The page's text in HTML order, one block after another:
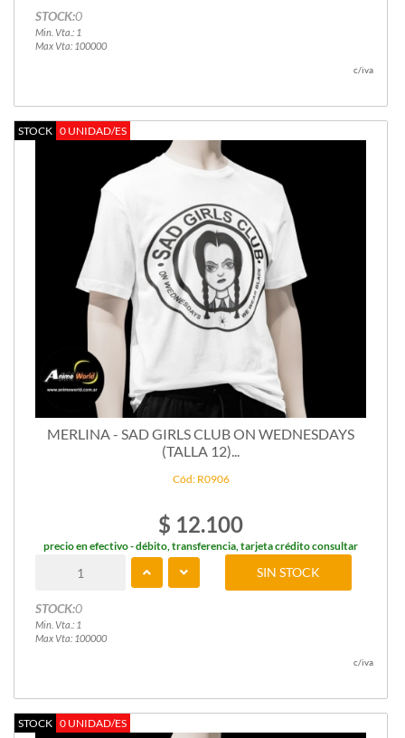
STOCK:0
Min. Vta.: 1
Max Vta: 100000
c/iva
STOCK 0 UNIDAD/ES
MERLINA - SAD GIRLS CLUB ON WEDNESDAYS
(TALLA 12)...
Cód: R0906
$ 12.100
precio en efectivo - débito, transferencia, tarjeta crédito consultar
STOCK:0
Min. Vta.: 1
Max Vta: 100000
SIN STOCK
c/iva
STOCK 0 UNIDAD/ES